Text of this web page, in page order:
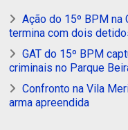
Ação do 15º BPM na
termina com dois
GAT do 15º BPM
criminais no Parque
Confronto na Vila
arma apreendida